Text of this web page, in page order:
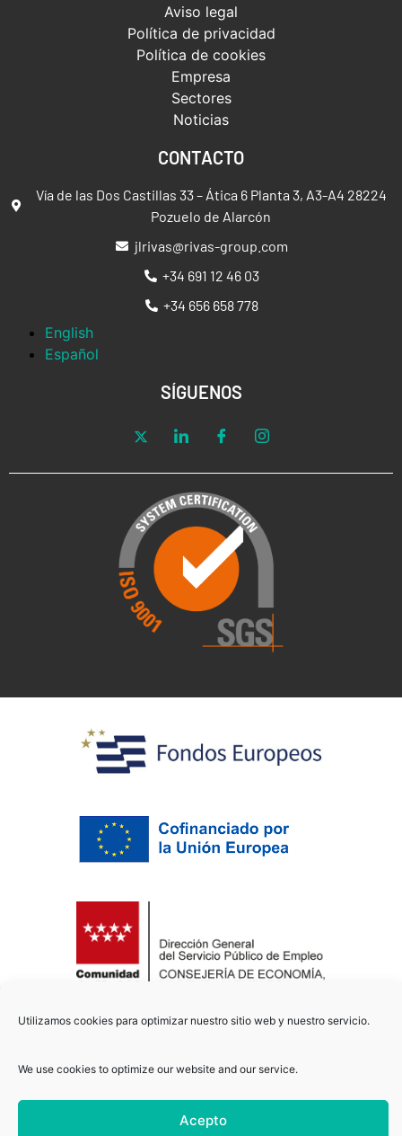
Utilizamos cookies para optimizar nuestro sitio web y nuestro servicio.
We use cookies to optimize our website and our service.
Acepto
Aviso legal
Política de privacidad
Política de cookies
Empresa
Sectores
Noticias
CONTACTO
Vía de las Dos Castillas 33 – Ática 6 Planta 3, A3-A4 28224
Pozuelo de Alarcón
jlrivas@rivas-group.com
+34 691 12 46 03
+34 656 658 778
English
Español
SÍGUENOS
reservados